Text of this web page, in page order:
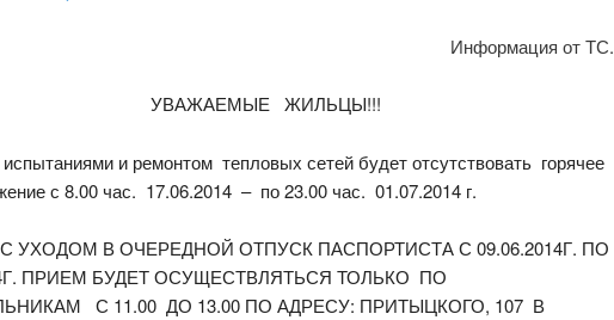
Информация от ТС.
УВАЖАЕМЫЕ ЖИЛЬЦЫ!!!
и ремонтом тепловых сетей будет отсутствовать горячее
с 8.00 час. 17.06.2014 – по 23.00 час. 01.07.2014 г.
УХОДОМ В ОЧЕРЕДНОЙ ОТПУСК ПАСПОРТИСТА С 09.06.2014Г. ПО
ПРИЕМ БУДЕТ ОСУЩЕСТВЛЯТЬСЯ ТОЛЬКО ПО
С 11.00 ДО 13.00 ПО АДРЕСУ: ПРИТЫЦКОГО, 107 В